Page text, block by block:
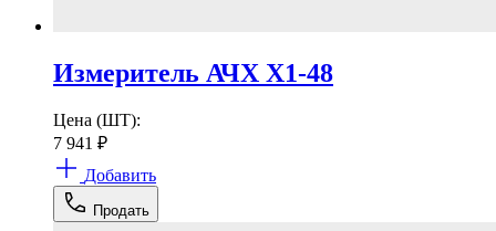
Измеритель АЧХ Х1-48
Цена (ШТ):
7 941 ₽
Добавить
Продать